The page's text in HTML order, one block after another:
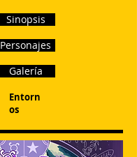
Sinopsis
Personajes
Galería
Entorn
os